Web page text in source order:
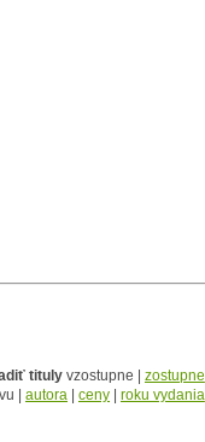
tituly vzostupne | zostupne
| autora | ceny | roku vydania